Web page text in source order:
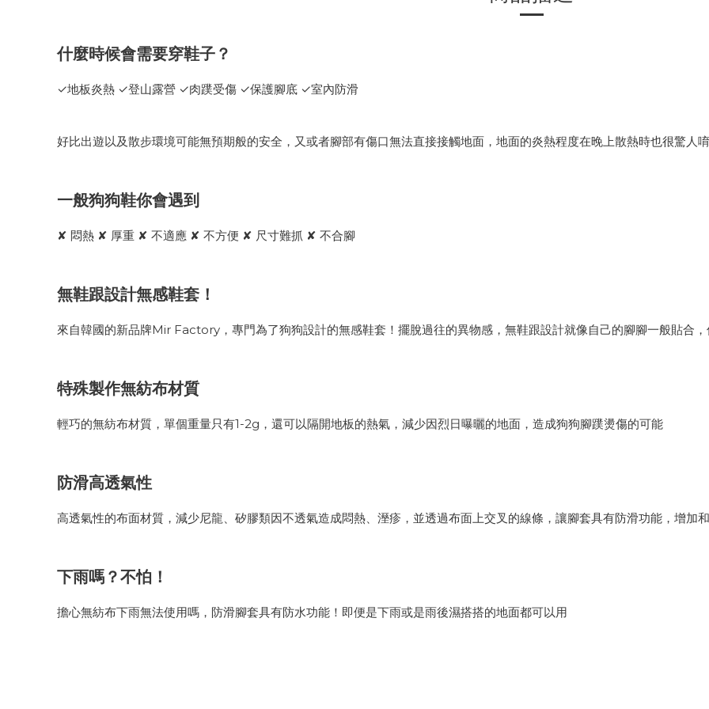
什麼時候會需要穿鞋子？
✓地板炎熱 ✓登山露營 ✓肉蹼受傷 ✓保護腳底 ✓室內防滑
好比出遊以及散步環境可能無預期般的安全，又或者腳部有傷口無法直接接觸地面，地面的炎熱程度在晚上散熱時也很驚人
一般狗狗鞋你會遇到
✘ 悶熱 ✘ 厚重 ✘ 不適應 ✘ 不方便 ✘ 尺寸難抓 ✘ 不合腳
無鞋跟設計無感鞋套！
來自韓國的新品牌Mir Factory，專門為了狗狗設計的無感鞋套！擺脫過往的異物感，無鞋跟設計就像自己的腳腳一般貼合
特殊製作無紡布材質
輕巧的無紡布材質，單個重量只有1-2g，還可以隔開地板的熱氣，減少因烈日曝曬的地面，造成狗狗腳蹼燙傷的可能
防滑高透氣性
高透氣性的布面材質，減少尼龍、矽膠類因不透氣造成悶熱、溼疹，並透過布面上交叉的線條，讓腳套具有防滑功能，增加
下雨嗎？不怕！
擔心無紡布下雨無法使用嗎，防滑腳套具有防水功能！即便是下雨或是雨後濕搭搭的地面都可以用